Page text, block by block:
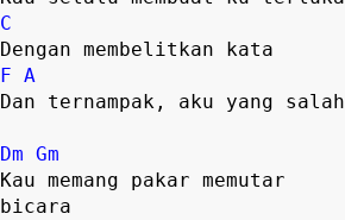
C
F A
Dan ternampak, aku yang salah
Dm Gm
Kau memang pakar memutar